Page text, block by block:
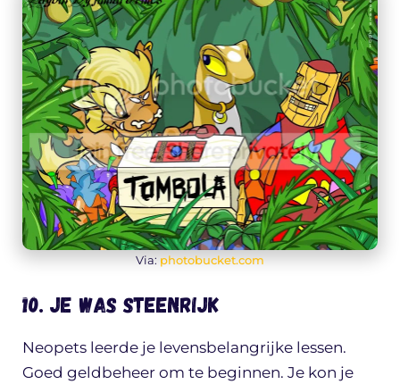
Via: photobucket.com
10. Je was steenrijk
Neopets leerde je levensbelangrijke lessen.
Goed geldbeheer om te beginnen. Je kon je